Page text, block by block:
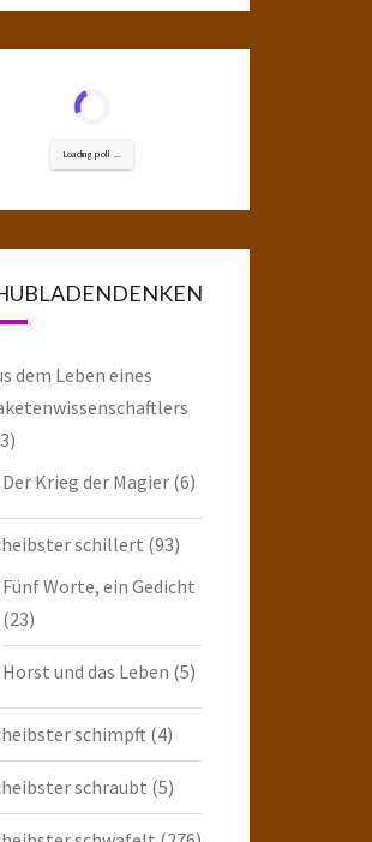
Loading poll ...
dem Leben eines
Der Krieg der Magier(6)
schillert (93)
Fünf Worte, ein Gedicht
(23)
Horst und das Leben (5)
schimpft (4)
schraubt (5)